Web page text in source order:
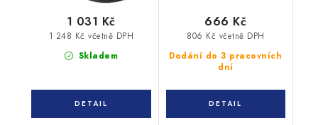
Skladem
1 248 Kč včetně DPH
1 031 Kč
Dodání do 3 pracovních
dní
806 Kč včetně DPH
666 Kč